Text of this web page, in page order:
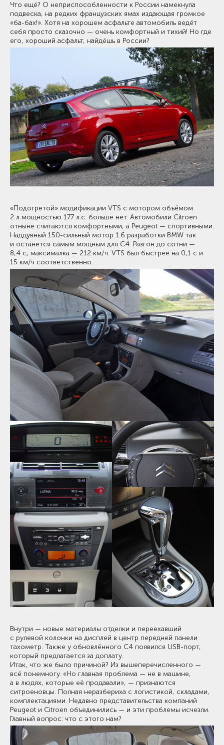
Что ещё? О неприспособленности к России намекнула
подвеска, на редких французских ямах издающая громкое
«ба-бах!». Хотя на хорошем асфальте автомобиль ведёт
себя просто сказочно — очень комфортный и тихий! Но где
его, хороший асфальт, найдёшь в России?
«Подогретой» модификации VTS с мотором объёмом
2 л мощностью 177 л.с. больше нет. Автомобили Citroen
отныне считаются комфортными, а Peugeot — спортивными.
Наддувный 150-сильный мотор 1.6 разработки BMW так
и останется самым мощным для C4. Разгон до сотни —
8,4 с, максималка — 212 км/ч. VTS был быстрее на 0,1 с и
15 км/ч соответственно.
Внутри — новые материалы отделки и переехавший
с рулевой колонки на дисплей в центр передней панели
тахометр. Также у обновлённого C4 появился USB-порт,
который предлагается за доплату.
Итак, что же было причиной? Из вышеперечисленного —
всё понемногу. «Но главная проблема — не в машине,
а в людях, которые её продавали», — признаются
ситроеновцы. Полная неразбериха с логистикой, складами,
комплектациями. Недавно представительства компаний
Peugeot и Citroen объединились — и эти проблемы исчезли.
Главный вопрос: что с этого нам?